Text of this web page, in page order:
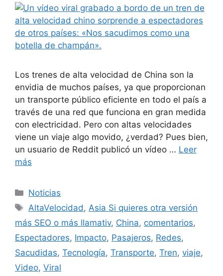
Los trenes de alta velocidad de China son la
envidia de muchos países, ya que proporcionan
un transporte público eficiente en todo el país a
través de una red que funciona en gran medida
con electricidad. Pero con altas velocidades
viene un viaje algo movido, ¿verdad? Pues bien,
un usuario de Reddit publicó un vídeo … Leer
más
Categorías
Noticias
Etiquetas
AltaVelocidad , Asia Si quieres otra versión
más SEO o más llamativ, China, comentarios,
Espectadores, Impacto, Pasajeros, Redes,
Sacudidas, Tecnología, Transporte, Tren, viaje,
Video, Viral